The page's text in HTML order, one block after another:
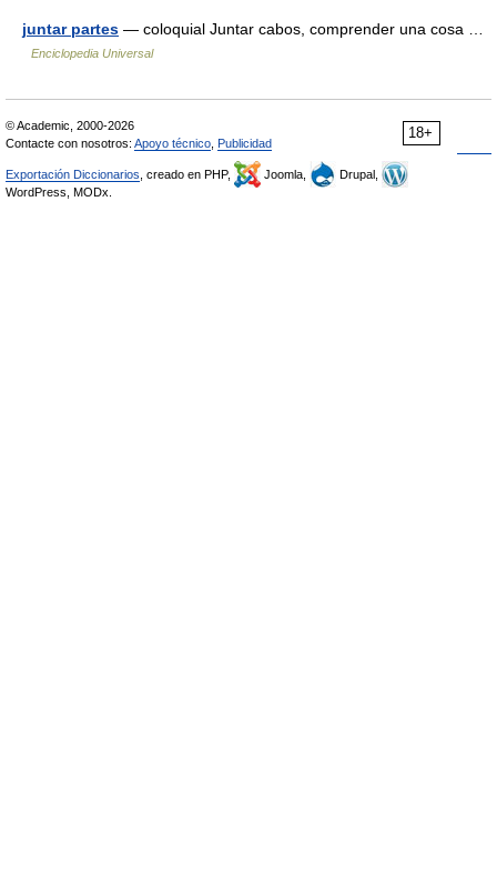
juntar partes — coloquial Juntar cabos, comprender una cosa …
Enciclopedia Universal
18+
© Academic, 2000-2026
Contacte con nosotros: Apoyo técnico Publicidad
Exportación Diccionarios , creado en PHP, Joomla,
Drupal,
WordPress, MODx.